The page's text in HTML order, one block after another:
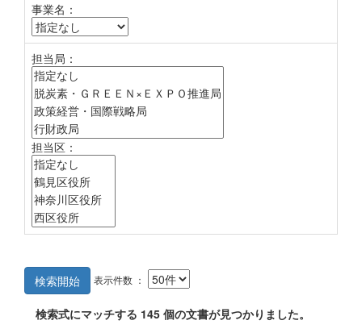
事業名：
担当局：
担当区：
検索開始 表示件数 ：
検索式にマッチする 145 個の文書が見つかりました。